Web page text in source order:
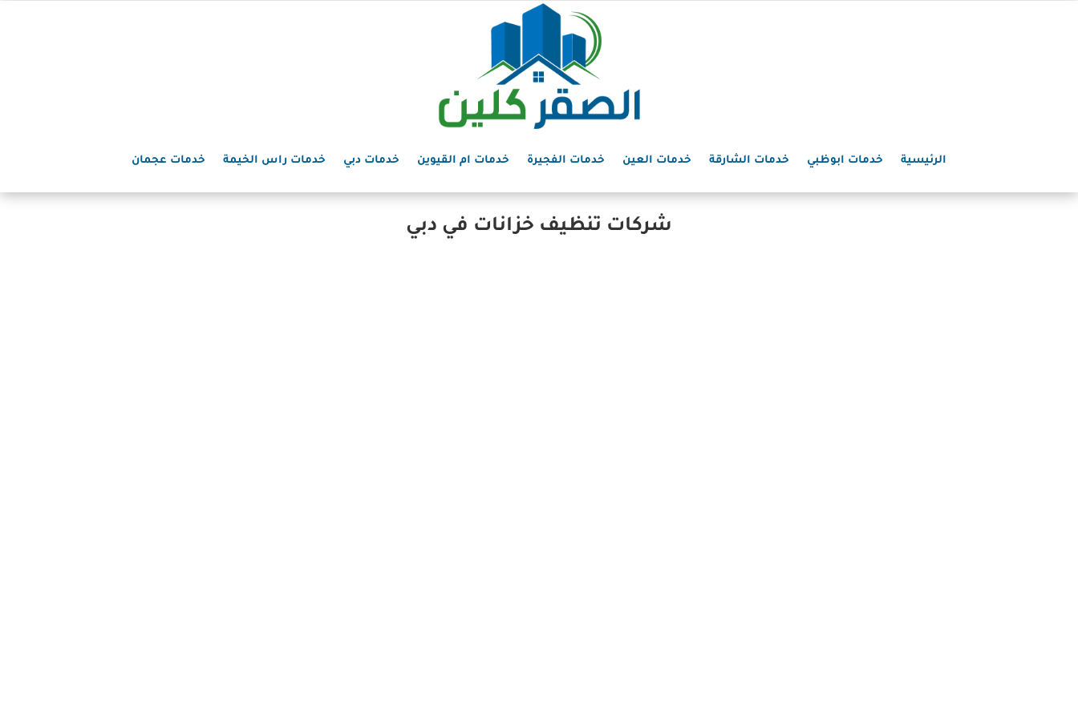
الرئيسية خدمات ابوظبي خدمات الشارقة خدمات العين خدمات الفجيرة خدمات ام القيوين خدمات دبي خدمات راس الخيمة خدمات عجمان
شركات تنظيف خزانات في دبي